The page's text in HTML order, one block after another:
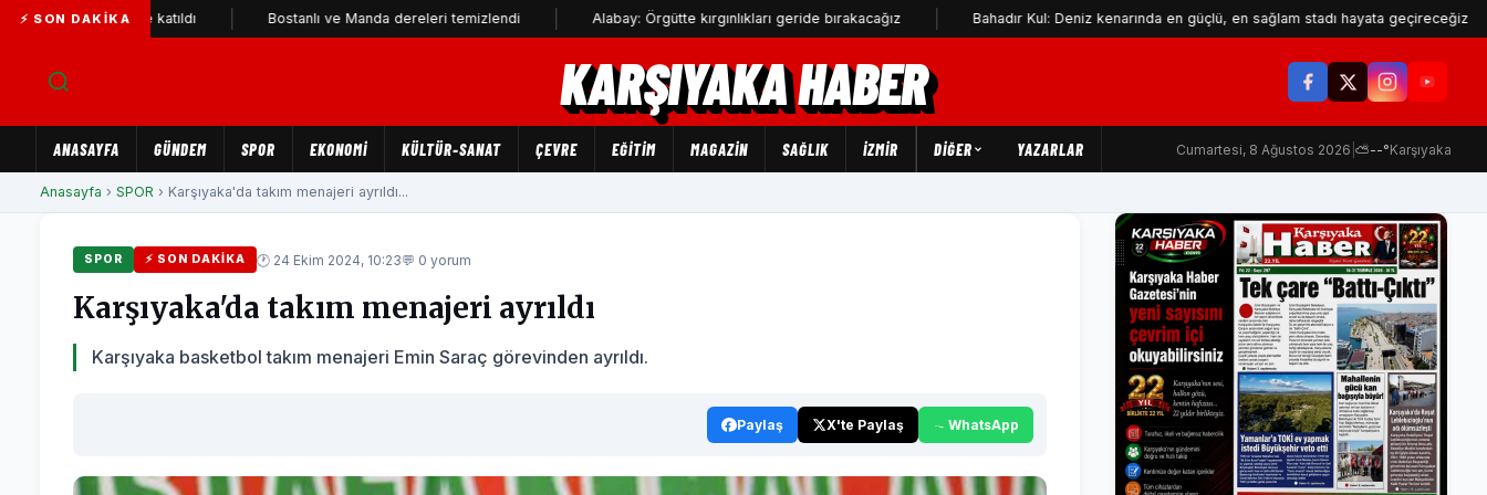
⚡ SON DAKIKA
Parti'ye katıldı Bostanlı ve Manda dereleri temizlendi Alabay: Örgütte kırgınlıkları geride bırakacağız Bahadır Kul: Deniz kenarında en güçlü, en sağlam stadı hayata geçireceğiz
KARŞIYAKA HABER
ANASAYFA GÜNDEM SPOR EKONOMİ KÜLTÜR-SANAT ÇEVRE EĞİTİM MAGAZİN SAĞLIK İZMİR DIĞER YAZARLAR Cumartesi, 8 Ağustos 2026 ⛅--°Karşıyaka
Anasayfa › SPOR › Karşıyaka'da takım menajeri ayrıldı...
SPOR ⚡ SON DAKIKA 🕐 24 Ekim 2024, 10:23💬 0 yorum
Karşıyaka'da takım menajeri ayrıldı
Karşıyaka basketbol takım menajeri Emin Saraç görevinden ayrıldı.
Paylaş X'te Paylaş WhatsApp